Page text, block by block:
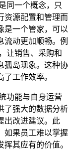
同一个概念，只
资源配置和管理而
是一个管家，可以
流动更加顺畅。例
让销售、采购和
孤岛现象。这种协
工作效率。
功能与自身运营
了强大的数据分析
出改进建议。此
如果员工难以掌握
其应有的价值。